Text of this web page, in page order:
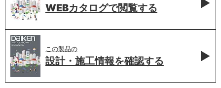
WEBカタログで閲覧する
この製品の
設計・施工情報を確認する